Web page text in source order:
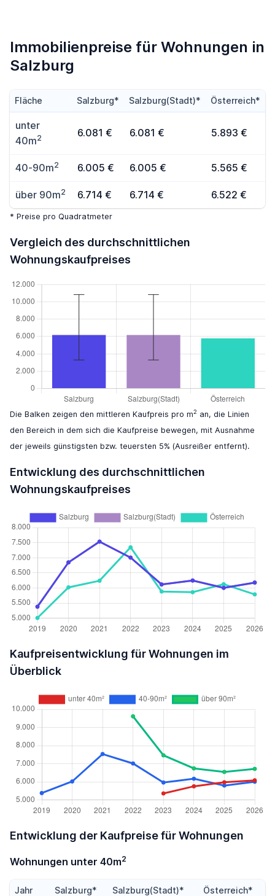
Immobilienpreise für Wohnungen in
Salzburg
Fläche Salzburg* Salzburg(Stadt)* Österreich*
unter
40m2 6.081 € 6.081 € 5.893 €
40-90m2 6.005 € 6.005 € 5.565 €
über 90m2 6.714 € 6.714 € 6.522 €
* Preise pro Quadratmeter
Vergleich des durchschnittlichen
Wohnungskaufpreises
Die Balken zeigen den mittleren Kaufpreis pro m2 an, die Linien
den Bereich in dem sich die Kaufpreise bewegen, mit Ausnahme
der jeweils günstigsten bzw. teuersten 5% (Ausreißer entfernt).
Entwicklung des durchschnittlichen
Wohnungskaufpreises
Kaufpreisentwicklung für Wohnungen im
Überblick
Entwicklung der Kaufpreise für Wohnungen
Wohnungen unter 40m2
Jahr Salzburg* Salzburg(Stadt)* Österreich*